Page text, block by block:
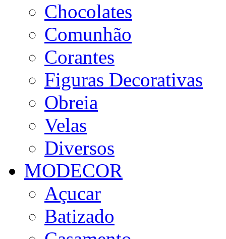
Chocolates
Comunhão
Corantes
Figuras Decorativas
Obreia
Velas
Diversos
MODECOR
Açucar
Batizado